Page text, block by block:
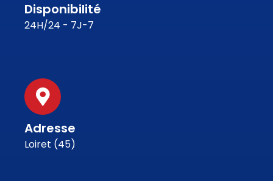
Disponibilité
24H/24 - 7J-7
Adresse
Loiret (45)